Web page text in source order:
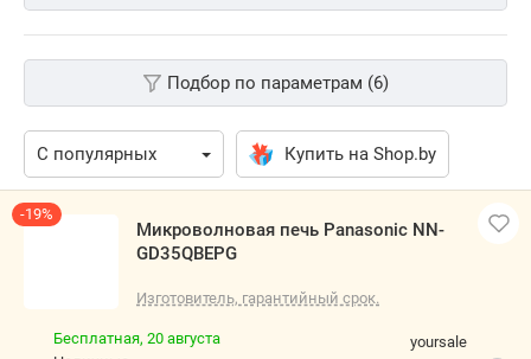
Подбор по параметрам (6)
Купить на Shop.by
-19%